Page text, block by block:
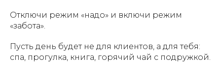
Отключи режим «надо» и включи режим
«забота».
Пусть день будет не для клиентов, а для тебя:
спа, прогулка, книга, горячий чай с подружкой.